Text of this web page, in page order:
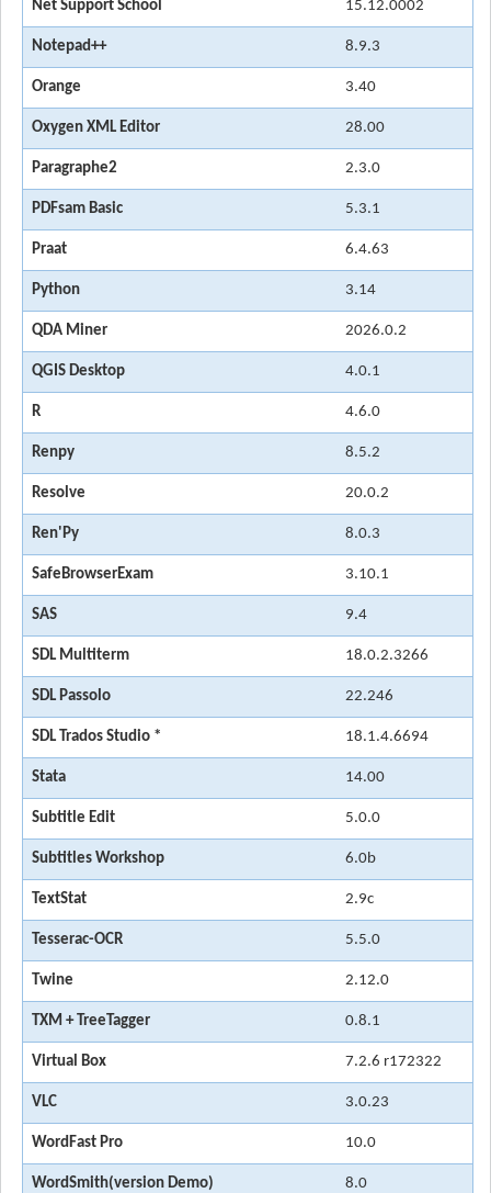
Net Support School 15.12.0002
Notepad++ 8.9.3
Orange 3.40
Oxygen XML Editor 28.00
Paragraphe2 2.3.0
PDFsam Basic 5.3.1
Praat 6.4.63
Python 3.14
QDA Miner 2026.0.2
QGIS Desktop 4.0.1
R 4.6.0
Renpy 8.5.2
Resolve 20.0.2
Ren'Py 8.0.3
SafeBrowserExam 3.10.1
SAS 9.4
SDL Multiterm 18.0.2.3266
SDL Passolo 22.246
SDL Trados Studio * 18.1.4.6694
Stata 14.00
Subtitle Edit 5.0.0
Subtitles Workshop 6.0b
TextStat 2.9c
Tesserac-OCR 5.5.0
Twine 2.12.0
TXM + TreeTagger 0.8.1
Virtual Box 7.2.6 r172322
VLC 3.0.23
WordFast Pro 10.0
WordSmith(version Demo) 8.0